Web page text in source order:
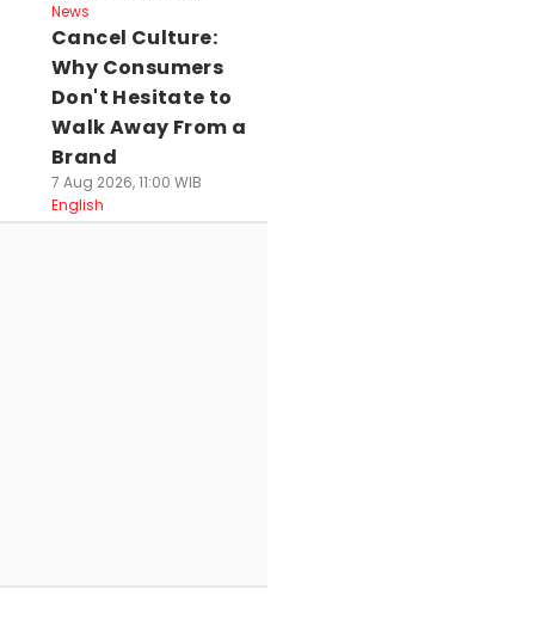
News
Cancel Culture:
Why Consumers
Don't Hesitate to
Walk Away From a
Brand
7 Aug 2026, 11:00 WIB
English